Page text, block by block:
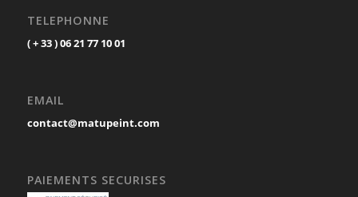
TELEPHONNE
( + 33 ) 06 21 77 10 01
EMAIL
contact@matupeint.com
PAIEMENTS SECURISES